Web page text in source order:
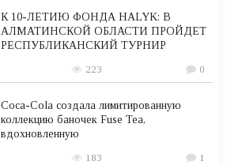
К 10-ЛЕТИЮ ФОНДА HALYK: В
АЛМАТИНСКОЙ ОБЛАСТИ ПРОЙДЕТ
РЕСПУБЛИКАНСКИЙ ТУРНИР
223 0
Coca-Cola создала лимитированную
коллекцию баночек Fuse Tea,
вдохновленную
183 1